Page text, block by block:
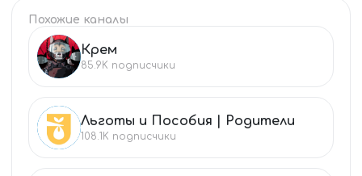
Похожие каналы
КР Крем
85.9K подписчики
ЛЬ Льготы и Пособия | Родители
108.1K подписчики